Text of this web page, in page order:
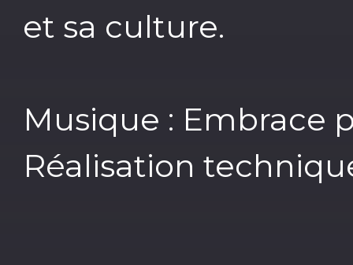
et sa culture.
Musique : Embrace
Réalisation